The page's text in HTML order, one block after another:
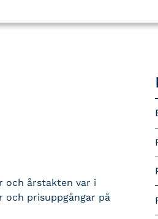
och årstakten var i
och prisuppgångar på